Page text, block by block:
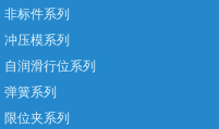
非标件系列
冲压模系列
自润滑行位系列
弹簧系列
限位夹系列